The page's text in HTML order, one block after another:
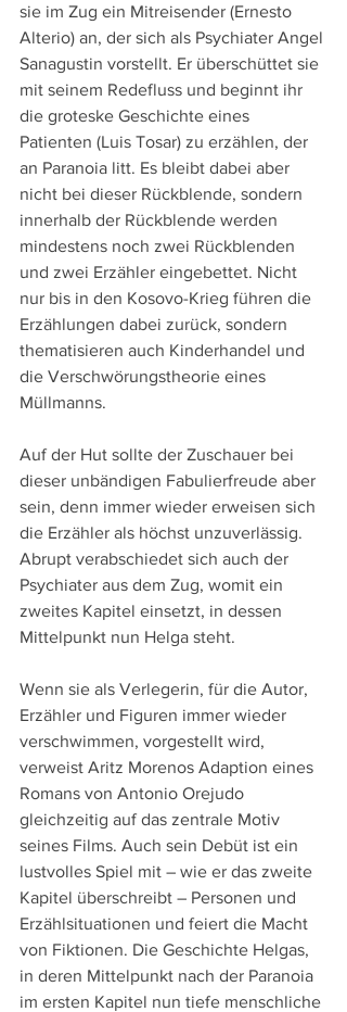
sie im Zug ein Mitreisender (Ernesto
Alterio) an, der sich als Psychiater Angel
Sanagustin vorstellt. Er überschüttet sie
mit seinem Redefluss und beginnt ihr
die groteske Geschichte eines
Patienten (Luis Tosar) zu erzählen, der
an Paranoia litt. Es bleibt dabei aber
nicht bei dieser Rückblende, sondern
innerhalb der Rückblende werden
mindestens noch zwei Rückblenden
und zwei Erzähler eingebettet. Nicht
nur bis in den Kosovo-Krieg führen die
Erzählungen dabei zurück, sondern
thematisieren auch Kinderhandel und
die Verschwörungstheorie eines
Müllmanns.
Auf der Hut sollte der Zuschauer bei
dieser unbändigen Fabulierfreude aber
sein, denn immer wieder erweisen sich
die Erzähler als höchst unzuverlässig.
Abrupt verabschiedet sich auch der
Psychiater aus dem Zug, womit ein
zweites Kapitel einsetzt, in dessen
Mittelpunkt nun Helga steht.
Wenn sie als Verlegerin, für die Autor,
Erzähler und Figuren immer wieder
verschwimmen, vorgestellt wird,
verweist Aritz Morenos Adaption eines
Romans von Antonio Orejudo
gleichzeitig auf das zentrale Motiv
seines Films. Auch sein Debüt ist ein
lustvolles Spiel mit – wie er das zweite
Kapitel überschreibt – Personen und
Erzählsituationen und feiert die Macht
von Fiktionen. Die Geschichte Helgas,
in deren Mittelpunkt nach der Paranoia
im ersten Kapitel nun tiefe menschliche